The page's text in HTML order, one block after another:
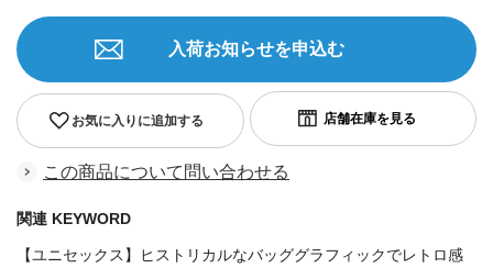
お気に入りに追加する
入荷お知らせを申込む
この商品について問い合わせる
関連 KEYWORD
【ユニセックス】ヒストリカルなバッググラフィックでレトロ感